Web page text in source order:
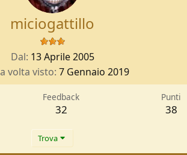
miciogattillo
Dal 13 Aprile 2005
volta visto 7 Gennaio 2019
Feedback
32
Punti
38
Trova